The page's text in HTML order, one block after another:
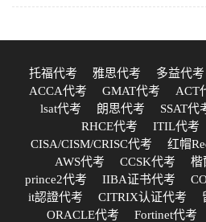
托福代考 雅思代考 多益代考
ACCA代考
GMAT代考 ACT
lsat代考
朗思代考 SSAT代
RHCE代考
ITIL代考
CISA/CISM/CRISC代考
红帽
AWS代考
CCSK代考 楷
prince2代考
IIBA证书代考
it認證代考
CITRIX认证代考
ORACLE代考
Fortinet代考